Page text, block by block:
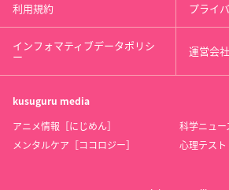
利用規約 プライ
インフォマティブデータポリシ
ー 運営会社
kusuguru media
アニメ情報［にじめん］
科学ニュー
メンタルケア［ココロジー］
心理テスト